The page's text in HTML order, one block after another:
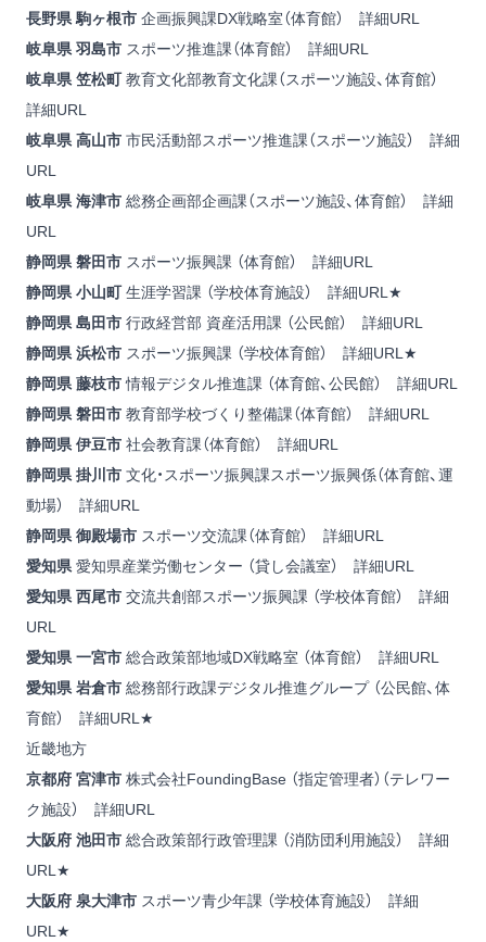
長野県 駒ヶ根市 企画振興課DX戦略室（体育館） 詳細URL
岐阜県 羽島市 スポーツ推進課（体育館） 詳細URL
岐阜県 笠松町教育文化部教育文化課（スポーツ施設、体育館）
詳細URL
岐阜県 高山市 市民活動部スポーツ推進課（スポーツ施設） 詳細
URL
岐阜県 海津市 総務企画部企画課（スポーツ施設、体育館） 詳細
URL
静岡県 磐田市 スポーツ振興課 （体育館） 詳細URL
静岡県 小山町生涯学習課 （学校体育施設） 詳細URL★
静岡県島田市 行政経営部 資産活用課 （公民館） 詳細URL
静岡県 浜松市 スポーツ振興課 （学校体育館） 詳細URL★
静岡県藤枝市情報デジタル推進課 （体育館、公民館） 詳細URL
静岡県 磐田市 教育部学校づくり整備課（体育館） 詳細URL
静岡県 伊豆市 社会教育課（体育館） 詳細URL
静岡県 掛川市 文化・スポーツ振興課スポーツ振興係（体育館、運
動場） 詳細URL
静岡県 御殿場市 スポーツ交流課（体育館） 詳細URL
愛知県愛知県産業労働センター （貸し会議室） 詳細URL
愛知県西尾市 交流共創部スポーツ振興課 （学校体育館） 詳細
URL
愛知県 一宮市 総合政策部地域DX戦略室 （体育館） 詳細URL
愛知県 岩倉市 総務部行政課デジタル推進グループ （公民館、体
育館） 詳細URL★
近畿地方
京都府 宮津市 株式会社FoundingBase （指定管理者）（テレワー
ク施設） 詳細URL
大阪府 池田市 総合政策部行政管理課 （消防団利用施設） 詳細
URL★
大阪府 泉大津市 スポーツ青少年課 （学校体育施設） 詳細
URL★